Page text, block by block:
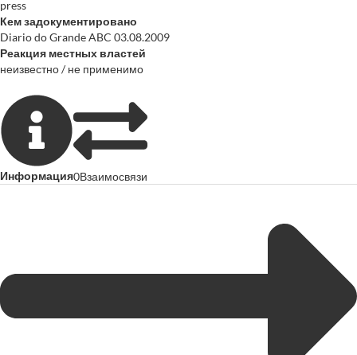
press
Кем задокументировано
Diario do Grande ABC 03.08.2009
Реакция местных властей
неизвестно / не применимо
Информация0Взаимосвязи